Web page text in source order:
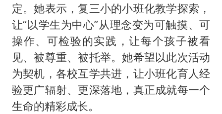
定。她表示，复三小的小班化教学探索，
让“以学生为中心”从理念变为可触摸、可
操作、可检验的实践，让每个孩子被看
见、被尊重、被托举。她希望以此次活动
为契机，各校互学共进，让小班化育人经
验更广辐射、更深落地，真正成就每一个
生命的精彩成长。